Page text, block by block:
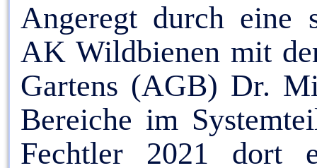
Angeregt durch eine
AK Wildbienen mit
Gartens (AGB) Dr.
Bereiche im
Fechtler 2021 dort